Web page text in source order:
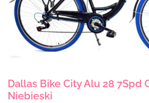
Dallas Bike City Alu 28 7Spd
Niebieski